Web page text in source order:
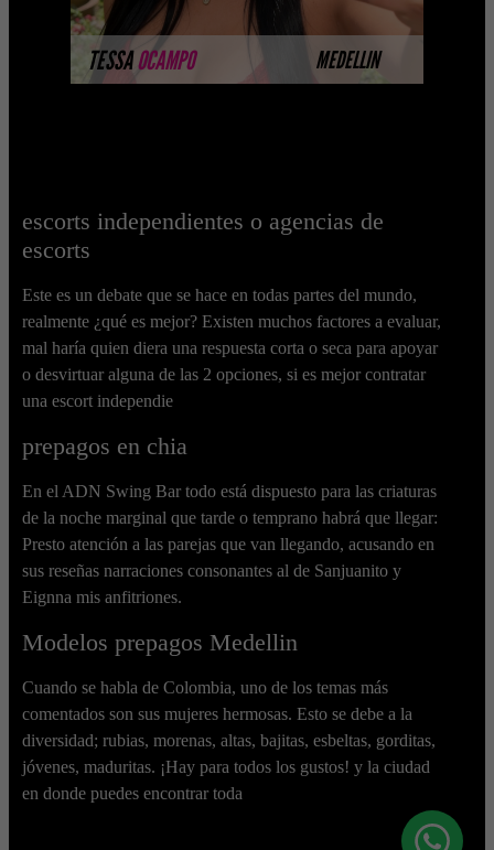
TESSAOCAMPO MEDELLIN
MÁS INFORMACIÓN
escorts independientes o agencias de
escorts
Este es un debate que se hace en todas partes del mundo,
realmente ¿qué es mejor? Existen muchos factores a evaluar,
mal haría quien diera una respuesta corta o seca para apoyar
o desvirtuar alguna de las 2 opciones, si es mejor contratar
una escort independie
prepagos en chia
En el ADN Swing Bar todo está dispuesto para las criaturas
de la noche marginal que tarde o temprano habrá que llegar:
Presto atención a las parejas que van llegando, acusando en
sus reseñas narraciones consonantes al de Sanjuanito y
Eignna mis anfitriones.
Modelos prepagos Medellin
Cuando se habla de Colombia, uno de los temas más
comentados son sus mujeres hermosas. Esto se debe a la
diversidad; rubias, morenas, altas, bajitas, esbeltas, gorditas,
jóvenes, maduritas. ¡Hay para todos los gustos! y la ciudad
en donde puedes encontrar toda